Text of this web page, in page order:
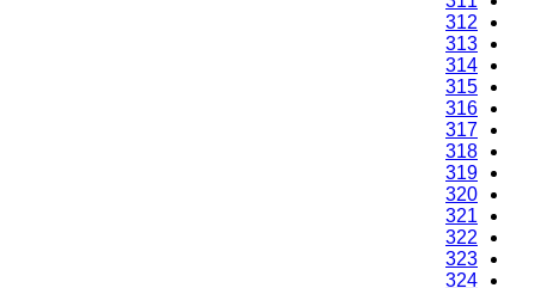
312
313
314
315
316
317
318
319
320
321
322
323
324